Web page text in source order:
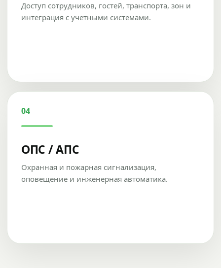
Доступ сотрудников, гостей, транспорта, зон и
интеграция с учетными системами.
04
ОПС / АПС
Охранная и пожарная сигнализация,
оповещение и инженерная автоматика.